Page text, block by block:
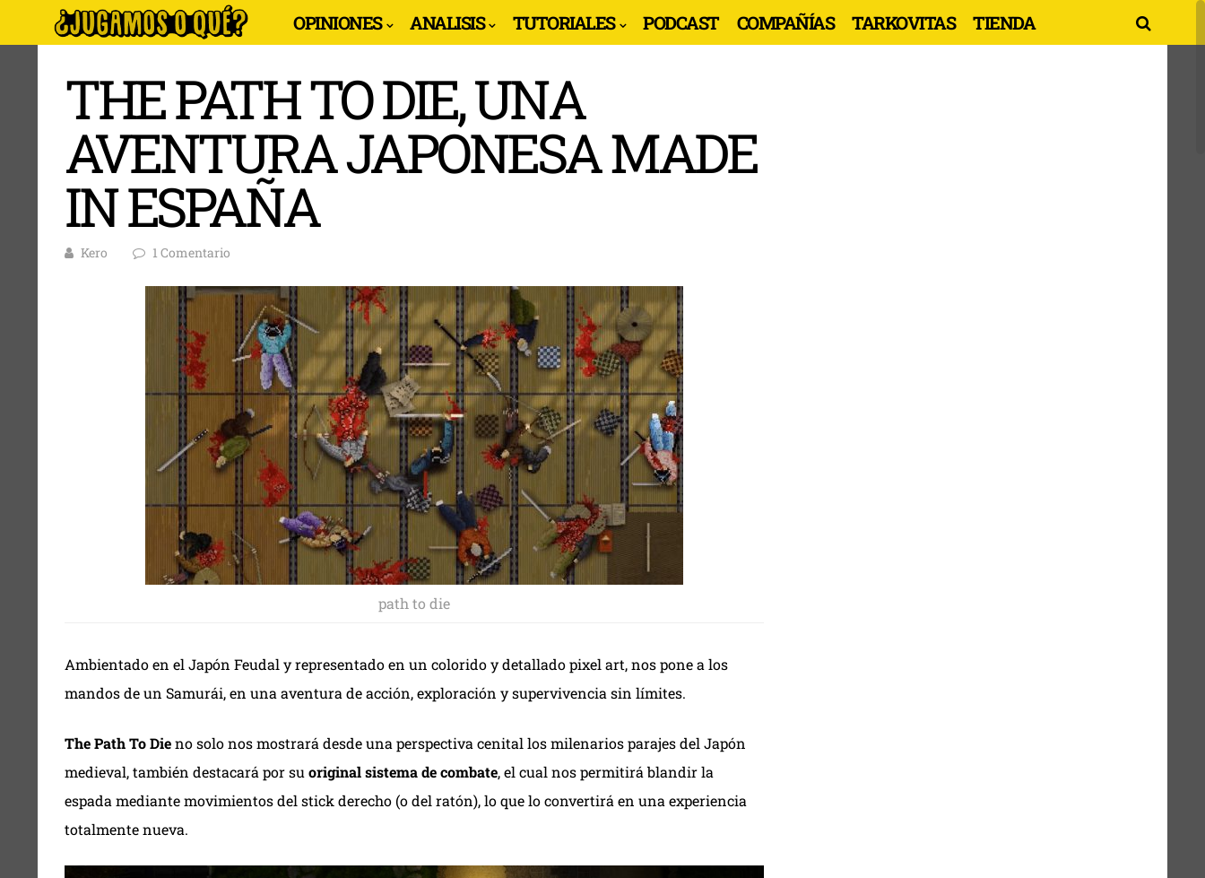
OPINIONES ANALISIS TUTORIALES PODCAST COMPAÑÍAS TARKOVITAS TIENDA
THE PATH TO DIE, UNA
AVENTURA JAPONESA MADE
IN ESPAÑA
Kero 1 Comentario
path to die
Ambientado en el Japón Feudal y representado en un colorido y detallado pixel art, nos pone a los
mandos de un Samurái, en una aventura de acción, exploración y supervivencia sin límites.
The Path To Dieno solo nos mostrará desde una perspectiva cenital los milenarios parajes del Japón
medieval, también destacará por su original sistema de combate, el cual nos permitirá blandir la
espada mediante movimientos del stick derecho (o del ratón), lo que lo convertirá en una experiencia
totalmente nueva.